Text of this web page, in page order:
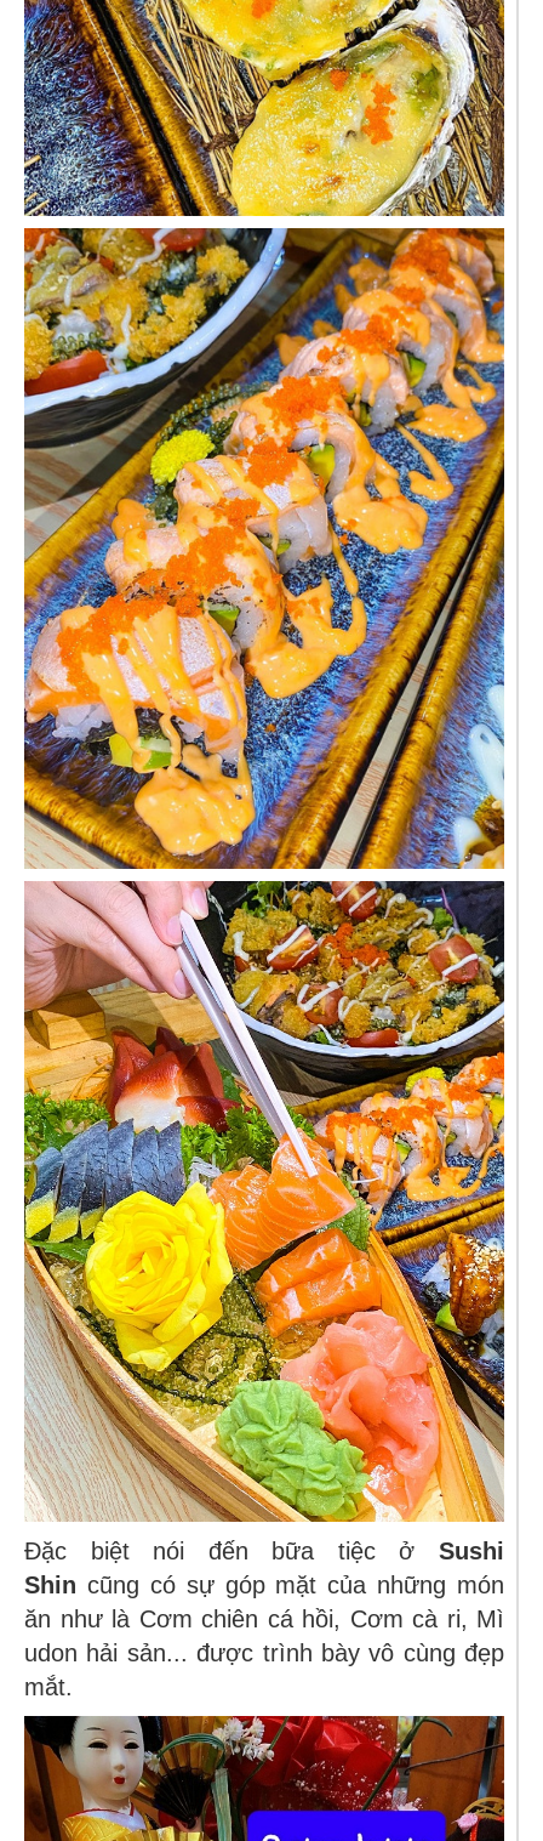
Đặc biệt nói đến bữa tiệc ở Sushi
Shin cũng có sự góp mặt của những món
ăn như là Cơm chiên cá hồi, Cơm cà ri, Mì
udon hải sản... được trình bày vô cùng đẹp
mắt.